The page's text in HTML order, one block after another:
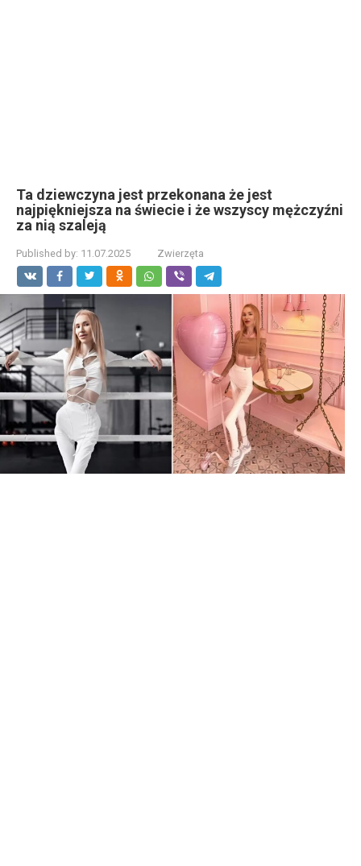
Ta dziewczyna jest przekonana że jest
najpiękniejsza na świecie i że wszyscy mężczyźni
za nią szaleją
Published by: 11.07.2025 Zwierzęta